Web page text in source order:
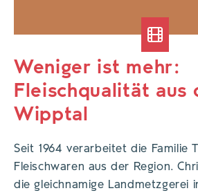
Weniger ist mehr:
Fleischqualität aus
Wipptal
Seit 1964 verarbeitet die Familie
Fleischwaren aus der Region.
die gleichnamige Landmetzgerei